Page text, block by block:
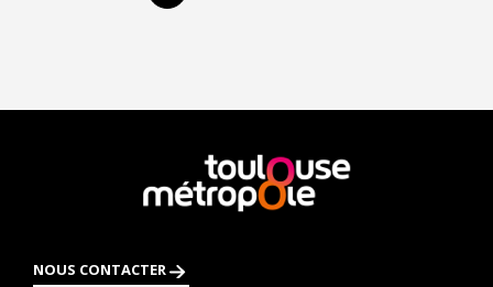
i
a
t
En
savoir
plus
NOUS CONTACTER